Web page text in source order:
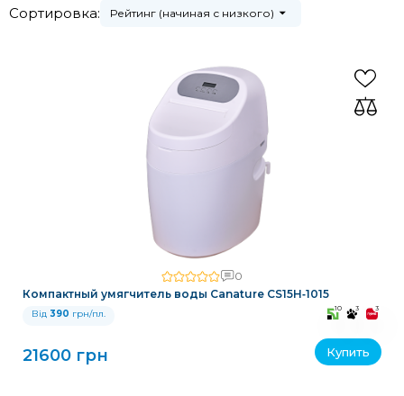
Сортировка: Рейтинг (начиная с низкого)
0
Компактный умягчитель воды Canature CS15H‑1015
Від 390 грн/пл. 10 3 3
21600 грн Купить